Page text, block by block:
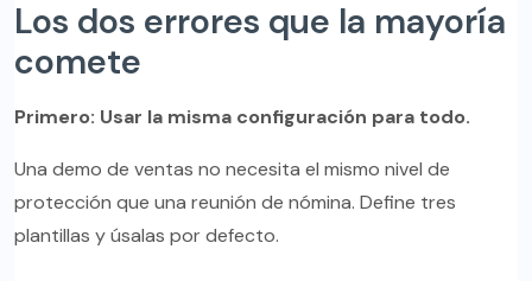
Los dos errores que la mayoría
comete
Primero: Usar la misma configuración para todo.
Una demo de ventas no necesita el mismo nivel de
protección que una reunión de nómina. Define tres
plantillas y úsalas por defecto.